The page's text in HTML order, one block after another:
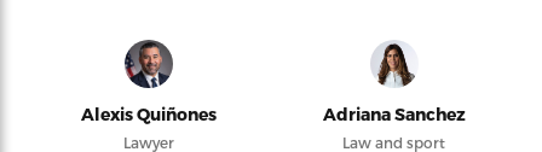
Alexis Quiñones
Lawyer
Adriana Sanchez
Law and sport